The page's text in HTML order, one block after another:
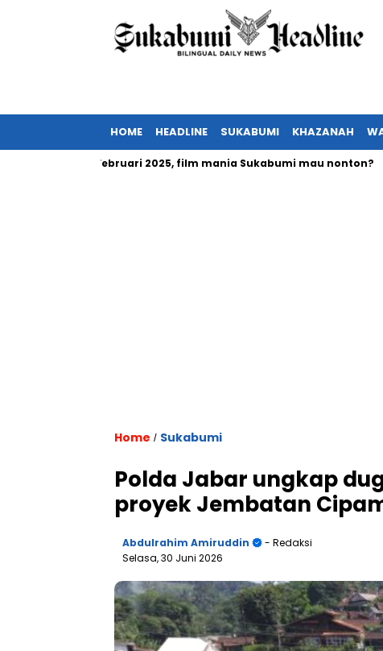
HOME HEADLINE SUKABUMI KHAZANAH
tayang Februari 2025, film mania Sukabumi mau nonton?
Home / Sukabumi
Polda Jabar ungkap
proyek Jembatan
Abdulrahim Amiruddin
- Redaksi
Selasa, 30 Juni 2026